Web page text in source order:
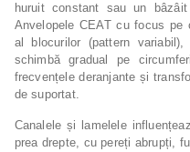
huruit constant sau un
Anvelopele CEAT cu focus pe
al blocurilor (pattern
schimbă gradual pe
frecvențele deranjante și
de suportat.
Canalele și lamelele
prea drepte, cu pereți abrupți,